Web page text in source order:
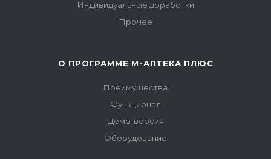
Индивидуальные доработки
Прочее
О ПРОГРАММЕ М-АПТЕКА ПЛЮС
Преимущества
Функционал
Демо-версия
Оборудование